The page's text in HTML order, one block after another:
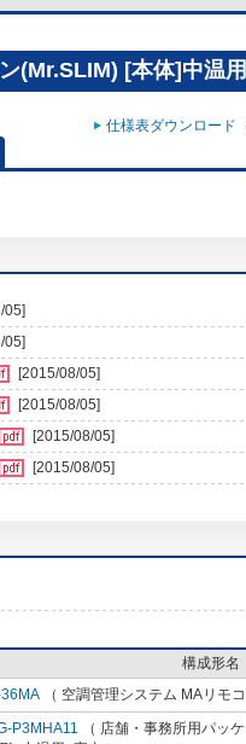
(Mr.SLIM) [本体]中温
仕様表ダウンロード
05]
05]
[2015/08/05]
[2015/08/05]
[2015/08/05]
[2015/08/05]
構成形名
36MA （ 空調管理システム MAリモコ
P3MHA11 （ 店舗・事務所用パッ